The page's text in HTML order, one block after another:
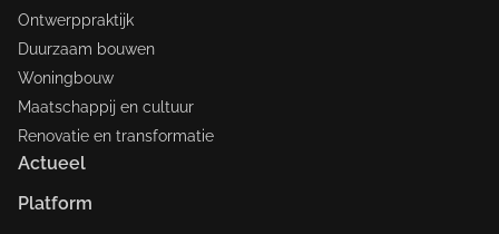
Ontwerppraktijk
Duurzaam bouwen
Woningbouw
Maatschappij en cultuur
Renovatie en transformatie
Actueel
Platform